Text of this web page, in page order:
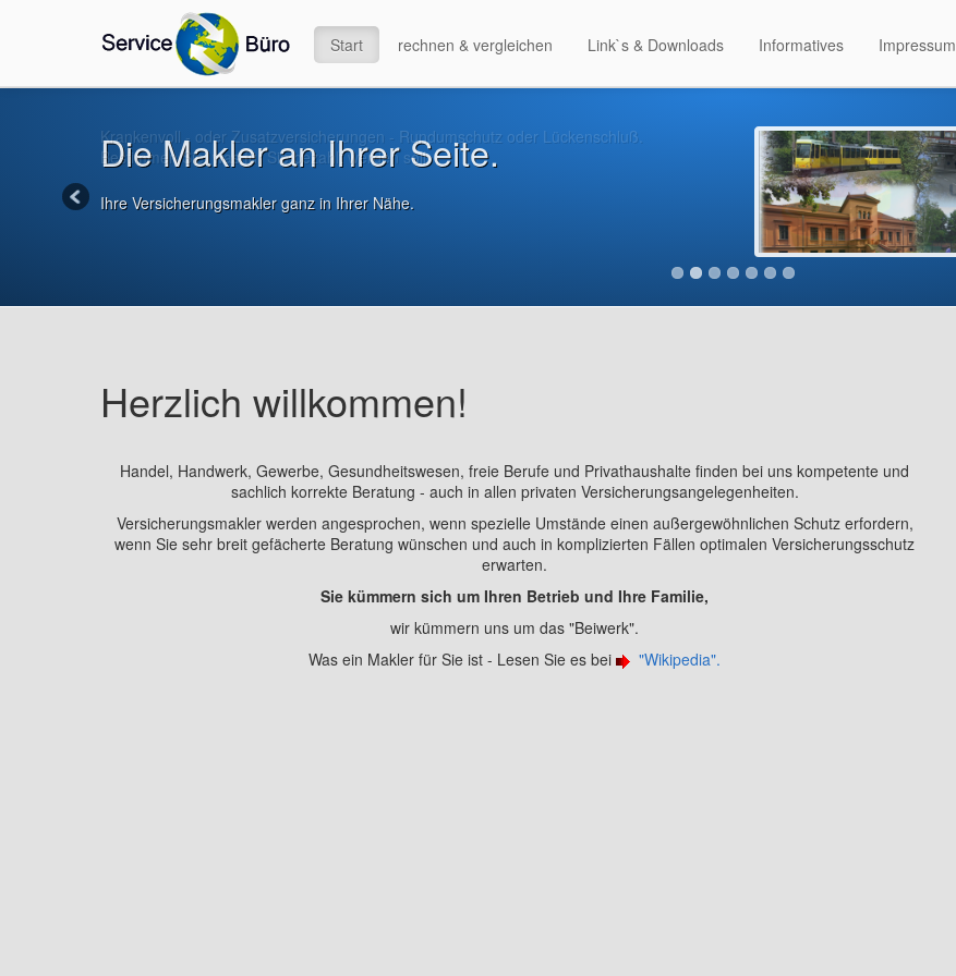
Start rechnen & vergleichen Link`s & Downloads Informatives Impressum
Die Makler an Ihrer Seite.
Ihre Versicherungsmakler ganz in Ihrer Nähe.
Krankenvoll - oder Zusatzversicherungen - Rundumschutz oder Lückenschluß.
Bestimmen Sie, was für Sie bezahlt werden soll.
Herzlich willkommen!
Handel, Handwerk, Gewerbe, Gesundheitswesen, freie Berufe und Privathaushalte finden bei uns kompetente und
sachlich korrekte Beratung - auch in allen privaten Versicherungsangelegenheiten.
Versicherungsmakler werden angesprochen, wenn spezielle Umstände einen außergewöhnlichen Schutz erfordern,
wenn Sie sehr breit gefächerte Beratung wünschen und auch in komplizierten Fällen optimalen Versicherungsschutz
erwarten.
Sie kümmern sich um Ihren Betrieb und Ihre Familie,
wir kümmern uns um das "Beiwerk".
Was ein Makler für Sie ist - Lesen Sie es bei
"Wikipedia".